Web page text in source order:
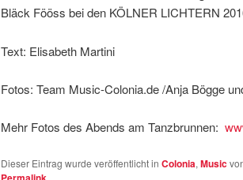
Bläck Fööss bei den KÖLNER LICHTERN
Text: Elisabeth Martini
Fotos: Team Music-Colonia.de /Anja Bögge
Mehr Fotos des Abends am Tanzbrunnen:
Dieser Eintrag wurde veröffentlicht in Colonia, Music